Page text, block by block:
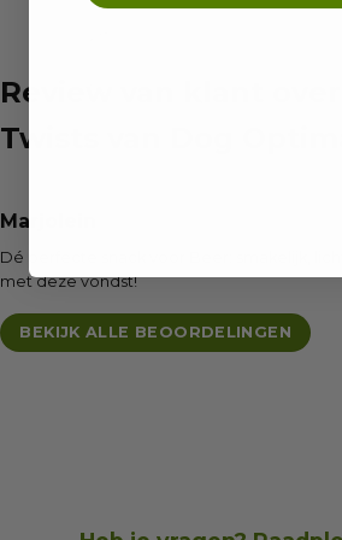
Review van klant over
Twists van Dog
Marjolein
Dé perfecte snack voor Beer: smakelijk,
met deze vondst!
BEKIJK ALLE BEOORDELINGEN